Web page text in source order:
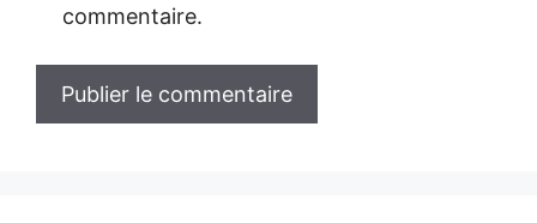
commentaire.